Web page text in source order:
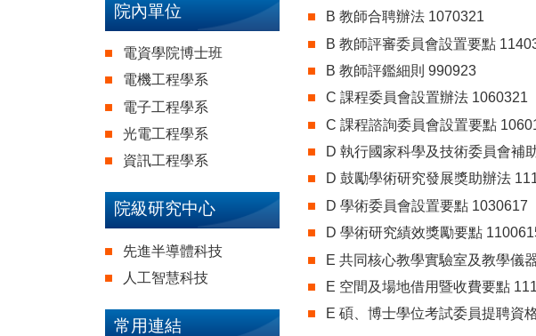
院內單位
電資學院博士班
電機工程學系
電子工程學系
光電工程學系
資訊工程學系
院級研究中心
先進半導體科技
人工智慧科技
常用連結
B 教師合聘辦法 1070321
B 教師評審委員會設置要點
B 教師評鑑細則 990923
C 課程委員會設置辦法 1060321
C 課程諮詢委員會設置要點
D 執行國家科學及技術委員會補
D 鼓勵學術研究發展獎助辦法
D 學術委員會設置要點 1030617
D 學術研究績效獎勵要點
E 共同核心教學實驗室及教學儀
E 空間及場地借用暨收費要點
E 碩、博士學位考試委員提聘資